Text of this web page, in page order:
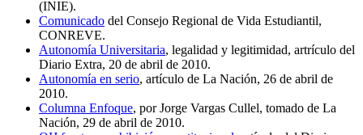
(INIE).
Comunicado del Consejo Regional de Vida Estudiantil,
CONREVE.
Autonomía Universitaria, legalidad y legitimidad, artrículo del
Diario Extra, 20 de abril de 2010.
Autonomía en serio, artículo de La Nación, 26 de abril de
2010.
Columna Enfoque, por Jorge Vargas Cullel, tomado de La
Nación, 29 de abril de 2010.